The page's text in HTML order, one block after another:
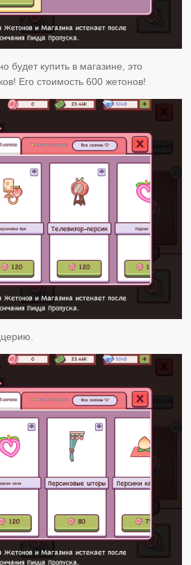
будет купить в магазине, это
Его стоимость 600 жетонов!